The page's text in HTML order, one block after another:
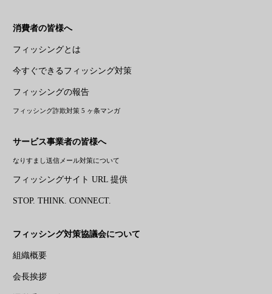
消費者の皆様へ
フィッシングとは
今すぐできるフィッシング対策
フィッシングの報告
フィッシング詐欺対策 5 ヶ条マンガ
サービス事業者の皆様へ
なりすまし送信メール対策について
フィッシングサイト URL 提供
STOP. THINK. CONNECT.
フィッシング対策協議会について
組織概要
会長挨拶